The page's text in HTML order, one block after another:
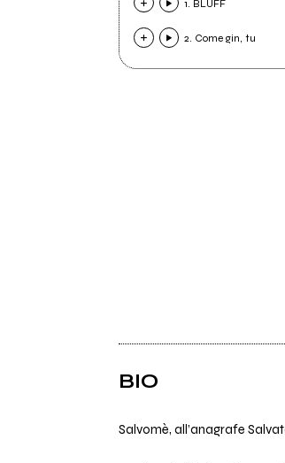
1. BLUFF
2. Come gin, tu
BIO
Salvomè, all’anagrafe